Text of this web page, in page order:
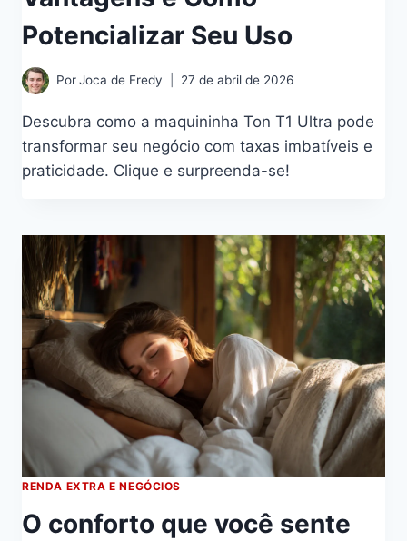
Potencializar Seu Uso
PorJoca de Fredy 27 de abril de 2026
Descubra como a maquininha Ton T1 Ultra pode
transformar seu negócio com taxas imbatíveis e
praticidade. Clique e surpreenda-se!
RENDA EXTRA E NEGÓCIOS
O conforto que você sente